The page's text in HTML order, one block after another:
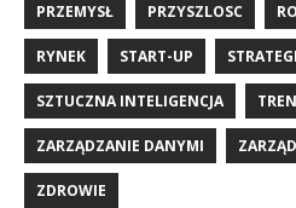
PRZEMYSŁ PRZYSZLOSC
RYNEK START-UP
SZTUCZNA INTELIGENCJA
ZARZĄDZANIE DANYMI
ZDROWIE